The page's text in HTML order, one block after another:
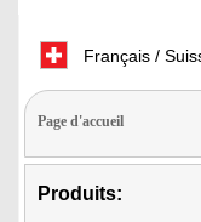
Français /
Page d'accueil
Produits: